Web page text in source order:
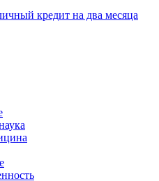
кредит на два месяца